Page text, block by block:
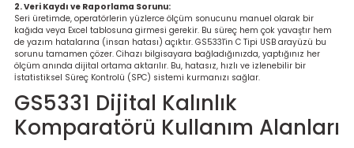
Cihazı
2. Veri Kaydı ve Raporlama Sorunu:
Seri üretimde, operatörlerin yüzlerce ölçüm sonucunu manuel olarak bir
kağıda veya Excel tablosuna girmesi gerekir. Bu süreç hem çok yavaştır hem
de yazım hatalarına (insan hatası) açıktır. GS5331'in C Tipi USB arayüzü bu
sorunu tamamen çözer. Cihazı bilgisayara bağladığınızda, yaptığınız her
ölçüm anında dijital ortama aktarılır. Bu, hatasız, hızlı ve izlenebilir bir
İstatistiksel Süreç Kontrolü (SPC) sistemi kurmanızı sağlar.
GS5331 Dijital Kalınlık
Komparatörü Kullanım Alanları